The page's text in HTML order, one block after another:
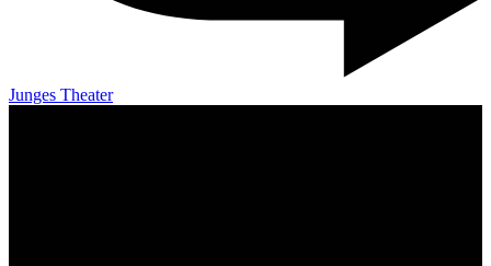
Junges Theater